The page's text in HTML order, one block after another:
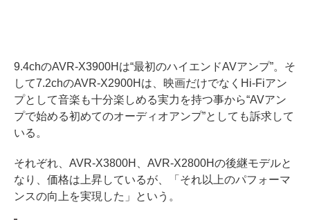
9.4chのAVR-X3900Hは“最初のハイエンドAVアンプ”。そ
して7.2chのAVR-X2900Hは、映画だけでなくHi-Fiアン
プとして音楽も十分楽しめる実力を持つ事から“AVアン
プで始める初めてのオーディオアンプ”としても訴求して
いる。
それぞれ、AVR-X3800H、AVR-X2800Hの後継モデルと
なり、価格は上昇しているが、「それ以上のパフォーマ
ンスの向上を実現した」という。